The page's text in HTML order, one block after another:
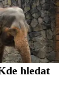
hledat